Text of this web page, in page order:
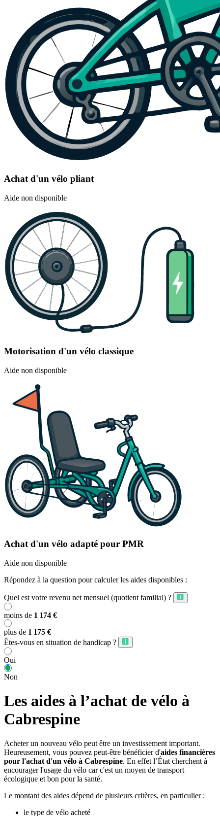
Achat d'un vélo pliant
Aide non disponible
Motorisation d'un vélo classique
Aide non disponible
Achat d'un vélo adapté pour PMR
Aide non disponible
Répondez à la question pour calculer les aides disponibles :
Quel est votre revenu net mensuel (quotient familial) ?
moins de 1 174 €
plus de 1 175 €
Êtes-vous en situation de handicap ?
Oui
Non
Les aides à l’achat de vélo à
Cabrespine
Acheter un nouveau vélo peut être un investissement important.
Heureusement, vous pouvez peut-être bénéficier d'aides financières
pour l'achat d'un vélo à Cabrespine. En effet l’État cherchent à
encourager l'usage du vélo car c'est un moyen de transport
écologique et bon pour la santé.
Le montant des aides dépend de plusieurs critères, en particulier :
le type de vélo acheté